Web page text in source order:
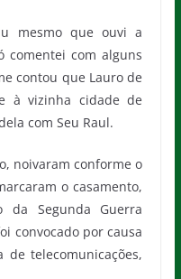
mesmo que ouvi a
comentei com alguns
contou que Lauro de
à vizinha cidade de
com Seu Raul.
noivaram conforme o
o casamento,
da Segunda Guerra
convocado por causa
telecomunicações,